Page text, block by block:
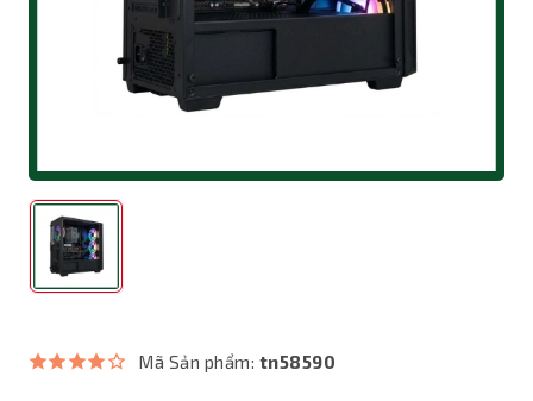
Mã Sản phẩm: tn58590